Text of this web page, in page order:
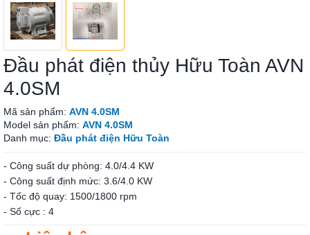
Đầu phát điện thủy Hữu Toàn AVN
4.0SM
Mã sản phẩm: AVN 4.0SM
Model sản phẩm: AVN 4.0SM
Danh mục: Đầu phát điện Hữu Toàn
- Công suất dự phòng: 4.0/4.4 KW
- Công suất định mức: 3.6/4.0 KW
- Tốc độ quay: 1500/1800 rpm
- Số cực : 4